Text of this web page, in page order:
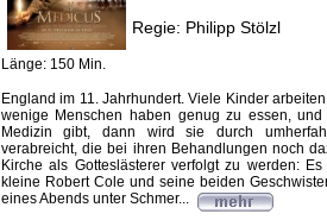
Regie: Philipp Stölzl
Länge: 150 Min.
England im 11. Jahrhundert. Viele Kinder
wenige Menschen haben genug zu essen,
Medizin gibt, dann wird sie durch
verabreicht, die bei ihren Behandlungen noch
Kirche als Gotteslästerer verfolgt zu werden:
kleine Robert Cole und seine beiden
eines Abends unter Schmer...